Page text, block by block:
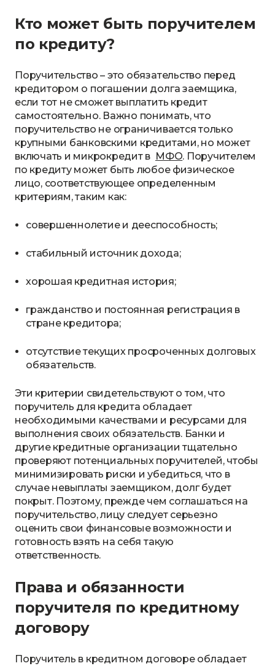
Кто может быть поручителем
по кредиту?
Поручительство – это обязательство перед
кредитором о погашении долга заемщика,
если тот не сможет выплатить кредит
самостоятельно. Важно понимать, что
поручительство не ограничивается только
крупными банковскими кредитами, но может
включать и микрокредит в МФО. Поручителем
по кредиту может быть любое физическое
лицо, соответствующее определенным
критериям, таким как:
совершеннолетие и дееспособность;
стабильный источник дохода;
хорошая кредитная история;
гражданство и постоянная регистрация в
стране кредитора;
отсутствие текущих просроченных долговых
обязательств.
Эти критерии свидетельствуют о том, что
поручитель для кредита обладает
необходимыми качествами и ресурсами для
выполнения своих обязательств. Банки и
другие кредитные организации тщательно
проверяют потенциальных поручителей, чтобы
минимизировать риски и убедиться, что в
случае невыплаты заемщиком, долг будет
покрыт. Поэтому, прежде чем соглашаться на
поручительство, лицу следует серьезно
оценить свои финансовые возможности и
готовность взять на себя такую
ответственность.
Права и обязанности
поручителя по кредитному
договору
Поручитель в кредитном договоре обладает